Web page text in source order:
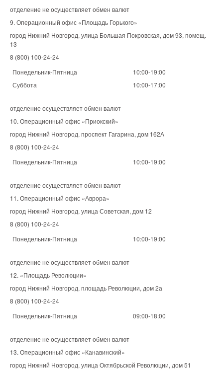
отделение не осуществляет обмен валют
9. Операционный офис «Площадь Горького»
город Нижний Новгород, улица Большая Покровская, дом 93, помещ.
13
8 (800) 100-24-24
Понедельник-Пятница
10:00-19:00
Суббота
10:00-17:00
отделение осуществляет обмен валют
10. Операционный офис «Приокский»
город Нижний Новгород, проспект Гагарина, дом 162А
8 (800) 100-24-24
Понедельник-Пятница
10:00-19:00
отделение осуществляет обмен валют
11. Операционный офис «Аврора»
город Нижний Новгород, улица Советская, дом 12
8 (800) 100-24-24
Понедельник-Пятница
10:00-19:00
отделение не осуществляет обмен валют
12. «Площадь Революции»
город Нижний Новгород, площадь Революции, дом 2а
8 (800) 100-24-24
Понедельник-Пятница
09:00-18:00
отделение не осуществляет обмен валют
13. Операционный офис «Канавинский»
город Нижний Новгород, улица Октябрьской Революции, дом 51